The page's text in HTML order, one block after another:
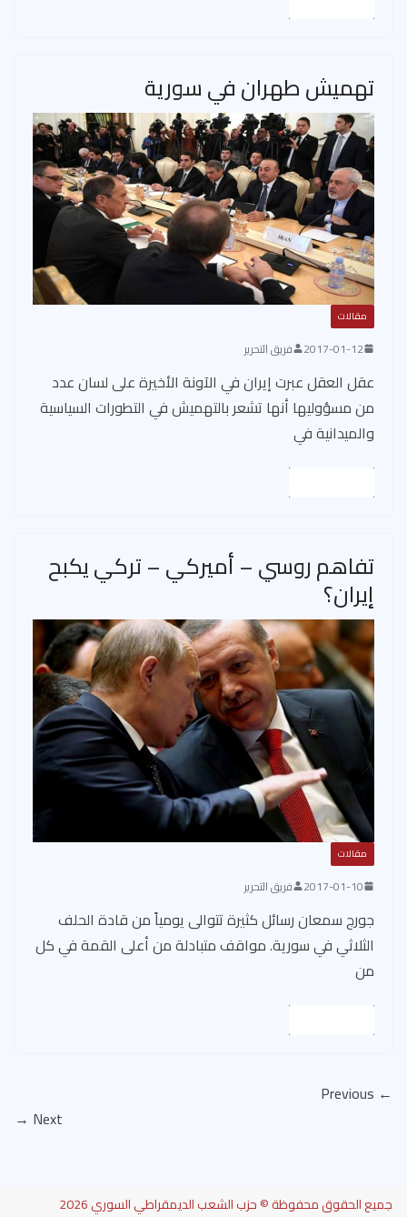
تهميش طهران في سورية
مقالات
2017-01-12 فريق التحرير
عقل العقل عبرت إيران في الآونة الأخيرة على لسان عدد
من مسؤوليها أنها تشعر بالتهميش في التطورات السياسية
والميدانية في
تفاهم روسي – أميركي – تركي يكبح
إيران؟
مقالات
2017-01-10 فريق التحرير
جورج سمعان رسائل كثيرة تتوالى يومياً من قادة الحلف
الثلاثي في سورية. مواقف متبادلة من أعلى القمة في كل
من
← Previous
Next →
جميع الحقوق محفوظة © حزب الشعب الديمقراطي السوري 2026